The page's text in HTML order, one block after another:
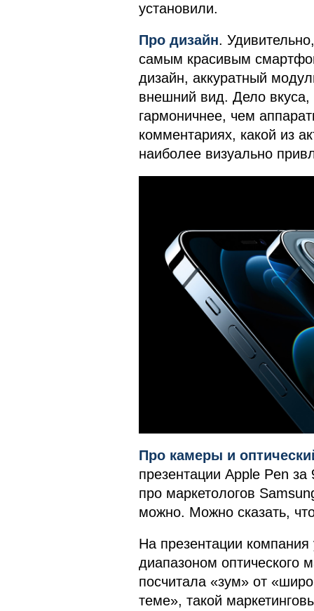
установили.
Про дизайн.
самым красивым
дизайн, аккуратный
внешний вид. Дело
гармоничнее, чем
комментариях, какой из
наиболее визуально
Про камеры и
презентации Apple Pen
про маркетологов
можно. Можно сказать,
На презентации
диапазоном оптического
посчитала «зум» от
теме», такой